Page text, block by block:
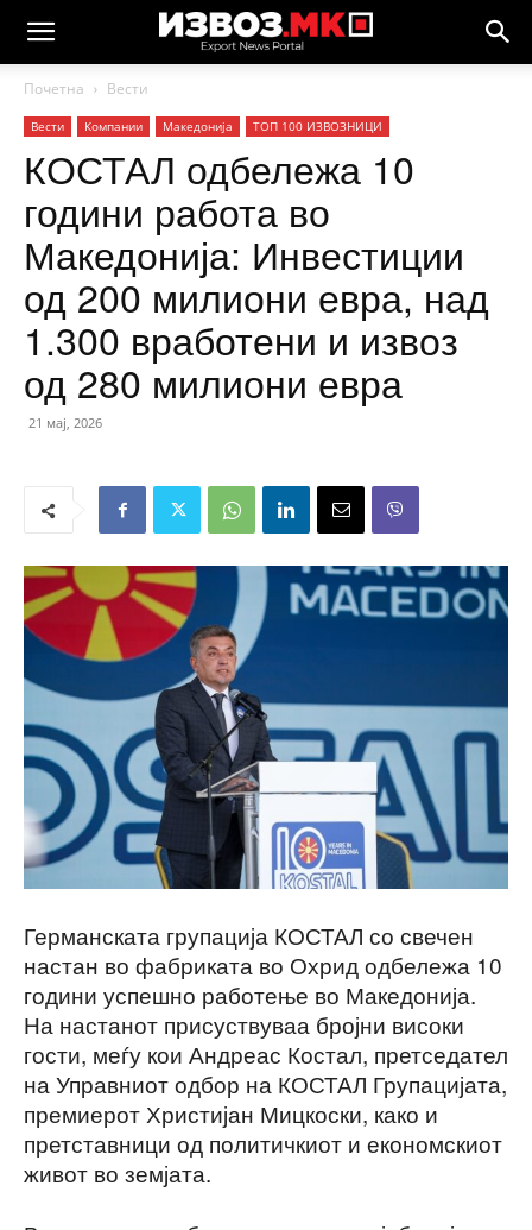
Почетна Вести
Вести Компании Македонија ТОП 100 ИЗВОЗНИЦИ
КОСТАЛ одбележа 10
години работа во
Македонија: Инвестиции
од 200 милиони евра, над
1.300 вработени и извоз
од 280 милиони евра
21 мај, 2026
Германската групација КОСТАЛ со свечен
настан во фабриката во Охрид одбележа 10
години успешно работење во Македонија.
На настанот присуствуваа бројни високи
гости, меѓу кои Андреас Костал, претседател
на Управниот одбор на КОСТАЛ Групацијата,
премиерот Христијан Мицкоски, како и
претставници од политичкиот и економскиот
живот во земјата.